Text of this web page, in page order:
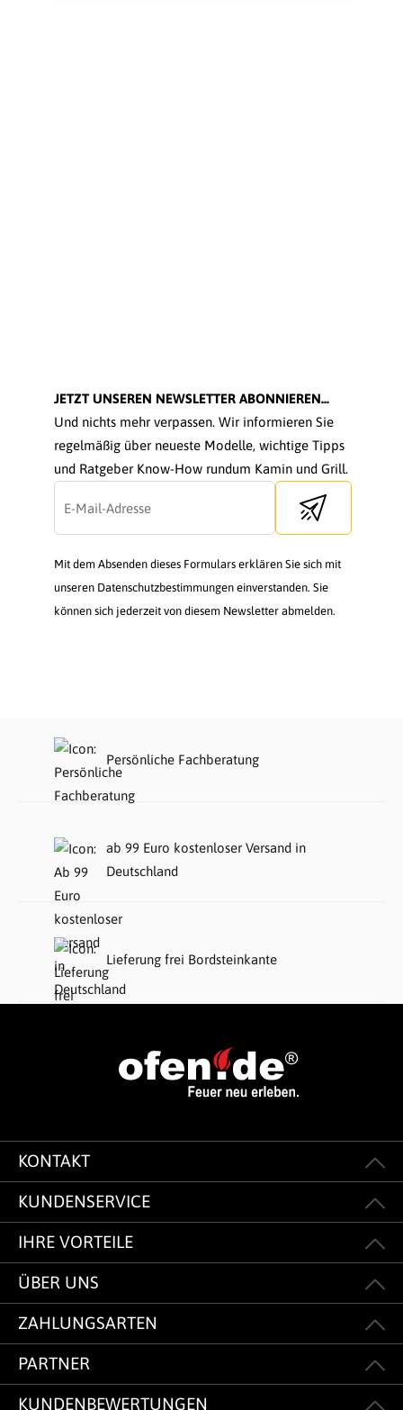
JETZT UNSEREN NEWSLETTER ABONNIEREN...
Und nichts mehr verpassen. Wir informieren Sie
regelmäßig über neueste Modelle, wichtige Tipps
und Ratgeber Know-How rundum Kamin und Grill.
Send newsletter
Mit dem Absenden dieses Formulars erklären Sie sich mit
unseren Datenschutzbestimmungen einverstanden. Sie
können sich jederzeit von diesem Newsletter abmelden.
Persönliche Fachberatung
ab 99 Euro kostenloser Versand in
Deutschland
Lieferung frei Bordsteinkante
KONTAKT
KUNDENSERVICE
IHRE VORTEILE
ÜBER UNS
ZAHLUNGSARTEN
PARTNER
KUNDENBEWERTUNGEN